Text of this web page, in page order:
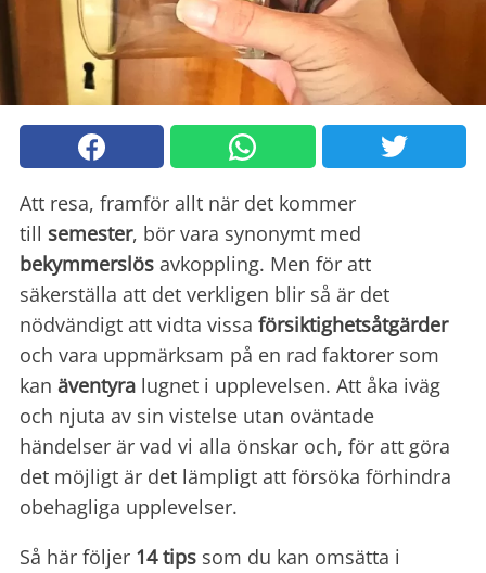
Att resa, framför allt när det kommer
till semester, bör vara synonymt med
bekymmerslös avkoppling. Men för att
säkerställa att det verkligen blir så är det
nödvändigt att vidta vissa försiktighetsåtgärder
och vara uppmärksam på en rad faktorer som
kan äventyra lugnet i upplevelsen. Att åka iväg
och njuta av sin vistelse utan oväntade
händelser är vad vi alla önskar och, för att göra
det möjligt är det lämpligt att försöka förhindra
obehagliga upplevelser.
Så här följer 14 tips som du kan omsätta i